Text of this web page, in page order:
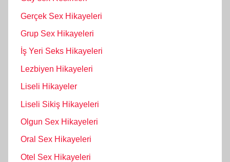
Gerçek Sex Hikayeleri
Grup Sex Hikayeleri
İş Yeri Seks Hikayeleri
Lezbiyen Hikayeleri
Liseli Hikayeler
Liseli Sikiş Hikayeleri
Olgun Sex Hikayeleri
Oral Sex Hikayeleri
Otel Sex Hikayeleri